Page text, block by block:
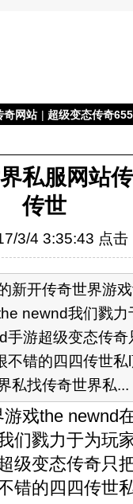
奇网站 | 超级变态传奇
私服网站
传世
3/4 3:35:43 点击
新开传奇世界游
newnd我们戮
游超级变态传
错的四四传世
私找传奇世界私...
戏the newnd
们戮力于为玩
级变态传奇只
错的四四传世